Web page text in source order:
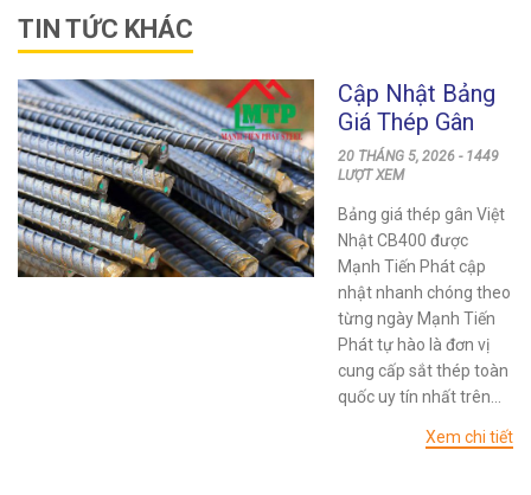
TIN TỨC KHÁC
Cập Nhật Bảng
Giá Thép Gân
Việt Nhật CB400
Mới Nhất Hiện
Nay
20 THÁNG 5, 2026 - 1449
LƯỢT XEM
Bảng giá thép gân Việt
Nhật CB400 được
Mạnh Tiến Phát cập
nhật nhanh chóng theo
từng ngày Mạnh Tiến
Phát tự hào là đơn vị
cung cấp sắt thép toàn
quốc uy tín nhất trên...
Xem chi tiết